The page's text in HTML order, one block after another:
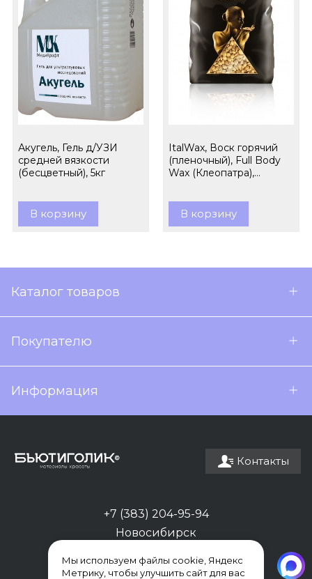
Акугель, Гель д/УЗИ
средней вязкости
(бесцветный), 5кг
В корзину
ItalWax, Воск горячий
(пленочный), Full Body
Wax (Клеопатра),
В корзину
Каталог товаров
Покупателю
Информация
Контакты
+7 (383) 204-95-94
Новосибирск
Мы используем файлы cookie, Яндекс
Метрику, чтобы улучшить сайт для вас